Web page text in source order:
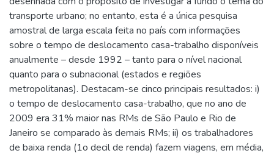
transporte urbano; no entanto, esta é a única pesquisa
amostral de larga escala feita no país com informações
sobre o tempo de deslocamento casa-trabalho disponíveis
anualmente – desde 1992 – tanto para o nível nacional
quanto para o subnacional (estados e regiões
metropolitanas). Destacam-se cinco principais resultados: i)
o tempo de deslocamento casa-trabalho, que no ano de
2009 era 31% maior nas RMs de São Paulo e Rio de
Janeiro se comparado às demais RMs; ii) os trabalhadores
de baixa renda (1o decil de renda) fazem viagens, em média,